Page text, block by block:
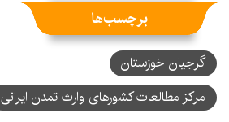
برچسب‌ها
گرجیان خوزستان
مرکز مطالعات کشورهای وارث تمدن ایرانی